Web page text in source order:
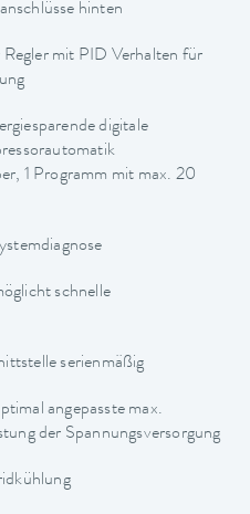
hinten
mit PID Verhalten für
digitale
1 Programm mit max. 20
schnelle
serienmäßig
angepasste max.
der Spannungsversorgung